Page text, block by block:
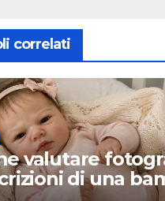
correlati
valutare
di una